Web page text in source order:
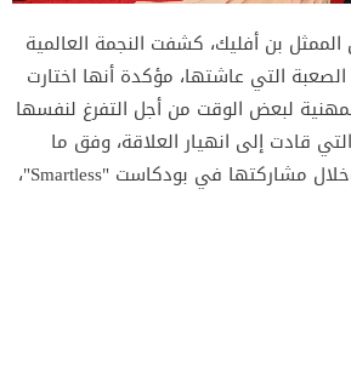
بن أفليك، كشفت النجمة العالمية
الصعبة التي عاشتها، مؤكدة أنها اختارت
المهنية لبعض الوقت من أجل التفرغ لنفسها
قادت إلى انهيار العلاقة، وفق ما
أورده موقع "Geo.tv". وخلال مشاركتها في بودكاست "Smartless"،